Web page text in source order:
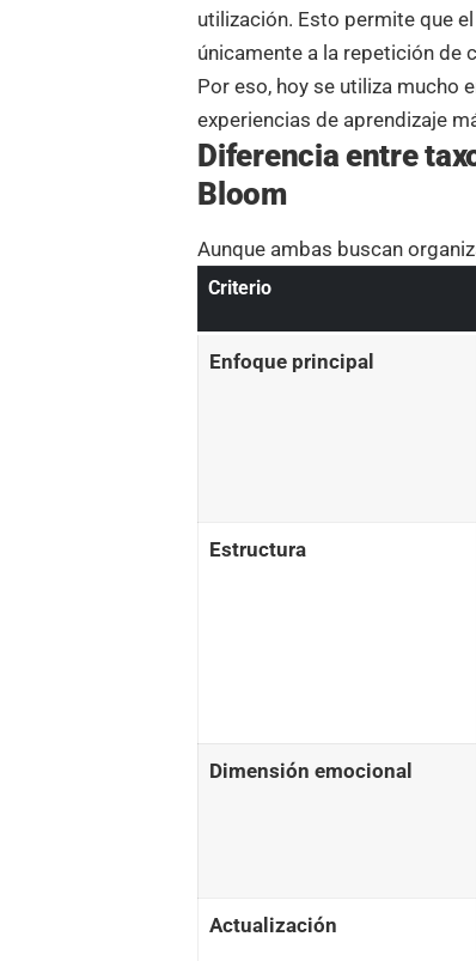
utilización. Esto permite que
únicamente a la repetición de
Por eso, hoy se utiliza mucho
experiencias de aprendizaje
Diferencia entre
Bloom
Aunque ambas buscan
Criterio
Enfoque principal
Estructura
Dimensión emocional
Actualización